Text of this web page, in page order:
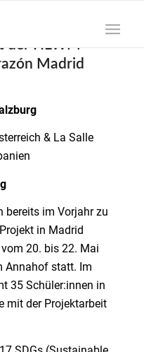
der HLWM
Madrid
& La Salle
bereits im Vorjahr zu
in Madrid
20. bis 22. Mai
Annahof statt. Im
35 Schüler:innen in
mit der Projektarbeit